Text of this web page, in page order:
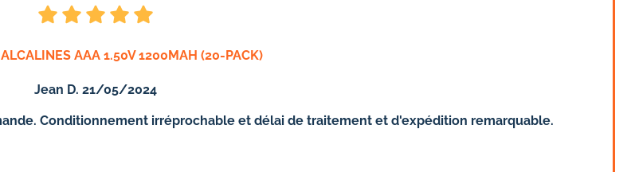
AAA 1.50V 1200MAH (20-PACK)
Jean D. 21/05/2024
Conditionnement irréprochable et délai de traitement et d'expédition remarquable.